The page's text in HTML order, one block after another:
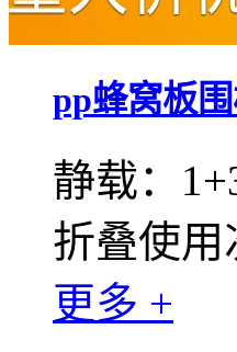
pp蜂窝板
静载：
折叠使用
更多 +